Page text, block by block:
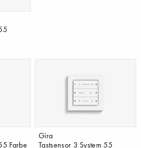
Farbe
Gira
Tastsensor 3 System 55